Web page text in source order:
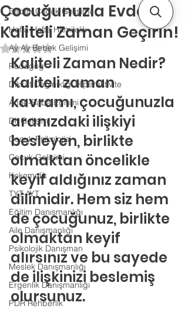
Bebek Çocuk Gelişimi
Hafta Hafta Hamilelik
Ay Ay Bebek Gelişimi
Pedagog
Dikkat Dağınıklığı Hiperaktivite
Anne-Baba Eğitimi
Dil Gelişimi
Çocuk Psikolojisi
Çocuk Gelişimi
Kekemelik
TYT-AYT
Eğitim Danışmanlığı
Aile Danışmanlığı
Psikolojik Danışman
Meslek Danışmanlığı
Ergenlik Danışmanlığı
PDR Rehberlik
Çocuğunuzla Evde
Kaliteli Zaman Geçirin!
5 üzerinden NaN yıldız
Kaliteli Zaman Nedir?
Kaliteli zaman
kavramı, çocuğunuzla
aranızdaki ilişkiyi
besleyen, birlikte
olmaktan öncelikle
keyif aldığınız zaman
dilimidir. Hem siz hem
de çocuğunuz, birlikte
olmaktan keyif
alırsınız ve bu sayede
de ilişkinizi beslemiş
olursunuz.